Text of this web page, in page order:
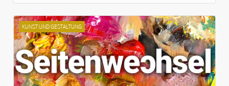
KUNST UND GESTALTUNG